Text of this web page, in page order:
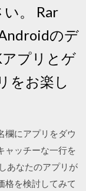
。 Rar
のデ
プリとゲ
をお楽し
欄にアプリをダウ
ャッチーな一行を
あなたのアプリが
格を検討してみて